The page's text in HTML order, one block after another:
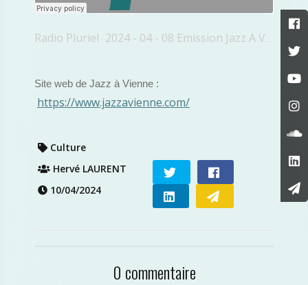
Radio Pluriel · 2024 - 04 - 08 Emission Jazz A Vienne 2024
Site web de Jazz à Vienne :
https://www.jazzavienne.com/
Culture
Hervé LAURENT
10/04/2024
0 commentaire